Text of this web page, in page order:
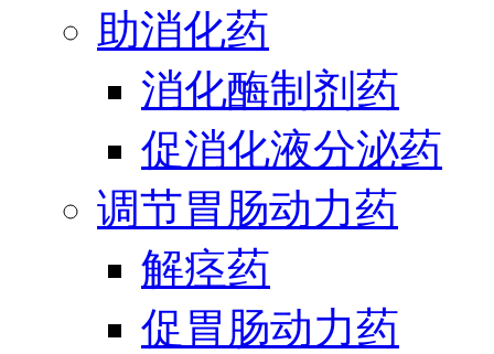
助消化药
消化酶制剂药
促消化液分泌药
调节胃肠动力药
解痉药
促胃肠动力药